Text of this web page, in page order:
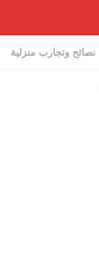
نصائح وتجارب منزلية